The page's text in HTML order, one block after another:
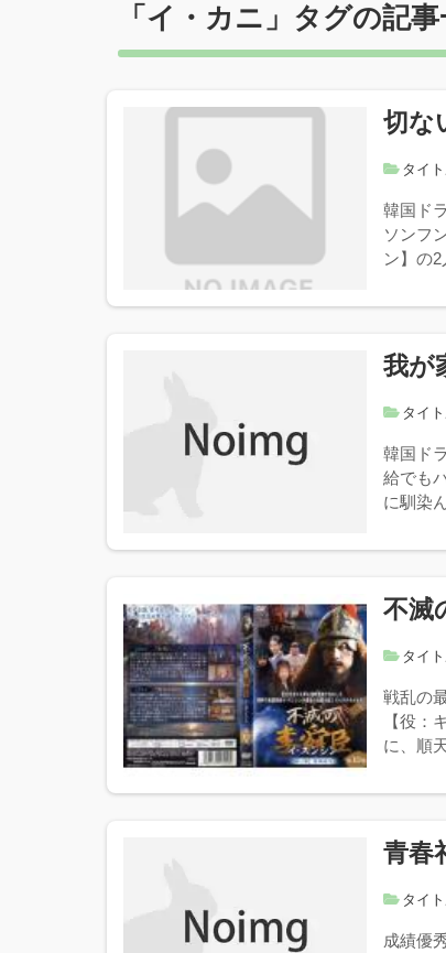
「 イ・カニ 」タグの記
切な
タイ
韓国ド
ソンフ
ン】の
我が
タイ
韓国ド
給でも
に馴染
不滅
タイ
戦乱の
【役：
に、順
青春
タイ
成績優